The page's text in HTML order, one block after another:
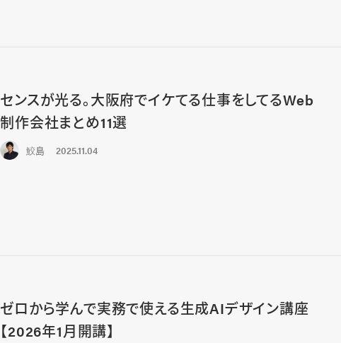
センスが光る。大阪府でイケてる仕事をしてるWeb
制作会社まとめ11選
鮫島 2025.11.04
ゼロから学んで実務で使える生成AIデザイン講座
【2026年1月開講】